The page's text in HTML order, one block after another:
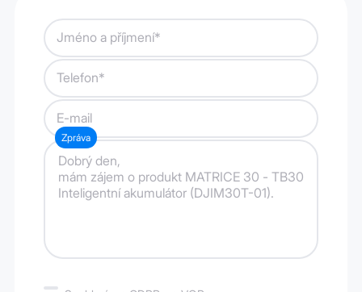
Jméno a příjmení*
Telefon*
E-mail
Zpráva